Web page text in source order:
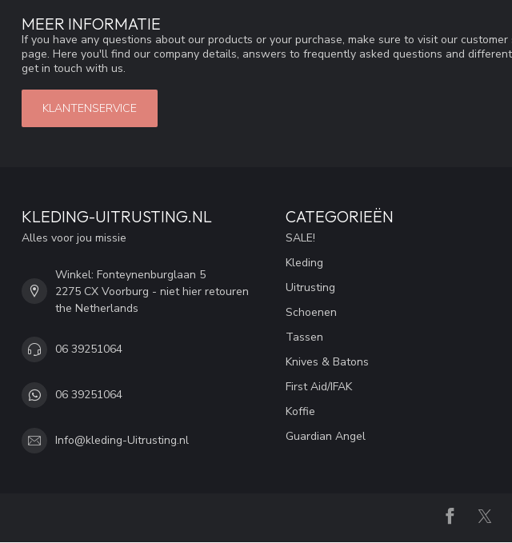
MEER INFORMATIE
If you have any questions about our products or your purchase, make sure to visit our customer
page. Here you'll find our company details, answers to frequently asked questions and
get in touch with us.
KLANTENSERVICE
KLEDING-UITRUSTING.NL
Alles voor jou missie
Winkel: Fonteynenburglaan 5
2275 CX Voorburg - niet hier retouren
the Netherlands
06 39251064
06 39251064
Info@kleding-Uitrusting.nl
CATEGORIEËN
SALE!
Kleding
Uitrusting
Schoenen
Tassen
Knives & Batons
First Aid/IFAK
Koffie
Guardian Angel